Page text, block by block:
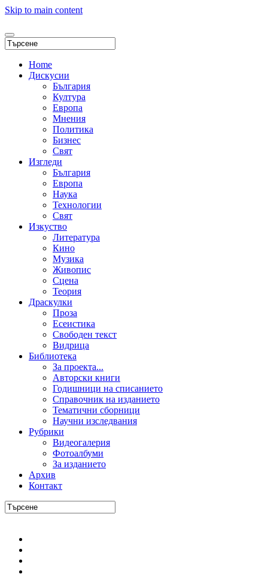
Skip to main content
Home
Дискусии
България
Култура
Европа
Мнения
Политика
Бизнес
Свят
Изгледи
България
Европа
Наука
Технологии
Свят
Изкуство
Литература
Кино
Музика
Живопис
Сцена
Теория
Драскулки
Проза
Есеистика
Свободен текст
Видрица
Библиотека
За проекта...
Авторски книги
Годишници на списанието
Справочник на изданието
Тематични сборници
Научни изследвания
Рубрики
Видеогалерия
Фотоалбуми
За изданието
Архив
Контакт